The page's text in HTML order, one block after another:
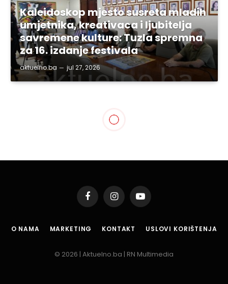
Kaleidoskop mjesto susreta mladih
umjetnika, kreativaca i ljubitelja
savremene kulture: Tuzla spremna
za 16. izdanje festivala
aktuelno.ba jul 27, 2026
FacebookInstagramYouTube
O NAMA MARKETING KONTAKT USLOVI KORIŠTENJA
© 2026 | Aktuelno.ba | RN Multimedia